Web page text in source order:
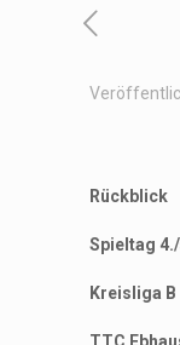
Rückblick
Spieltag
Kreisliga